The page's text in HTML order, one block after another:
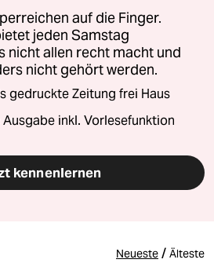
auf die Finger.
jeden Samstag
nicht allen recht macht und
nicht gehört werden.
gedruckte Zeitung frei Haus
inkl. Vorlesefunktion
kennenlernen
Neueste / Älteste